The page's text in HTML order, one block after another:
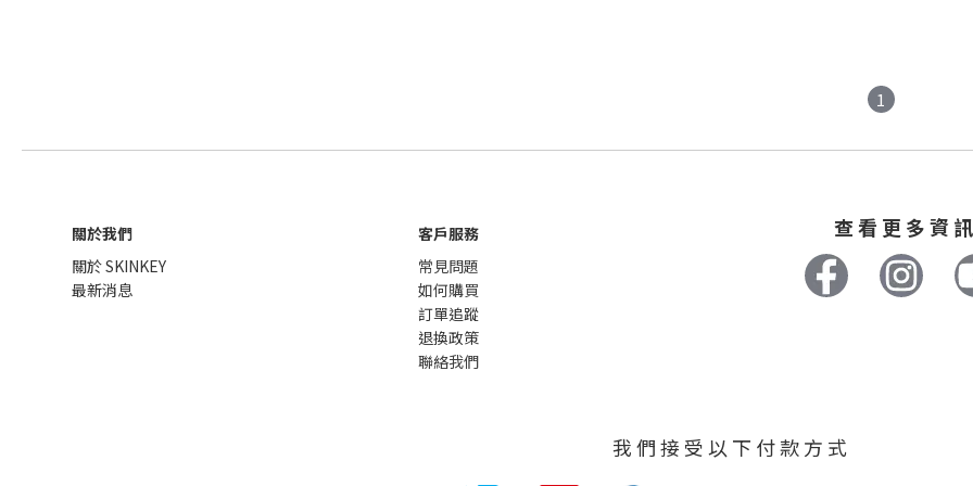
1
關於我們
關於 SKINKEY
最新消息
客戶服務
常見問題
如何購買
訂單追蹤
退換政策
聯絡我們
查 看 更 多 資 訊
我 們 接 受 以 下 付 款 方 式